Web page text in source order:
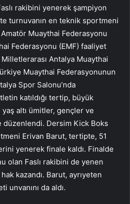
rakibini yenerek şampiyon
turnuvanın en teknik sportmeni
Muaythai Federasyonu
Federasyonu (EMF) faaliyet
Antalya Muaythai
Muaythai Federasyonunun
Spor Salonu’nda
katıldığı tertip, büyük
altı ümitler, gençler ve
Dersim Kick Boks
Erivan Barut, tertipte, 51
yenerek finale kaldı. Finalde
olan Faslı rakibini de yenen
kazandı. Barut, ayrıyeten
unvanını da aldı.